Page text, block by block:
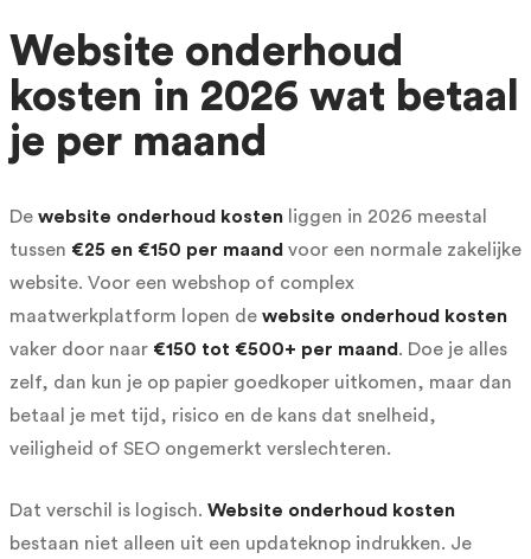
Website onderhoud
kosten in 2026 wat betaal
je per maand
De website onderhoud kosten liggen in 2026 meestal
tussen €25 en €150 per maand voor een normale zakelijke
website. Voor een webshop of complex
maatwerkplatform lopen de website onderhoud kosten
vaker door naar €150 tot €500+ per maand. Doe je alles
zelf, dan kun je op papier goedkoper uitkomen, maar dan
betaal je met tijd, risico en de kans dat snelheid,
veiligheid of SEO ongemerkt verslechteren.
Dat verschil is logisch. Website onderhoud kosten
bestaan niet alleen uit een updateknop indrukken. Je